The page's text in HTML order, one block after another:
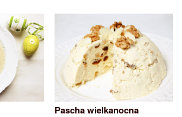
Pascha wielkanocna